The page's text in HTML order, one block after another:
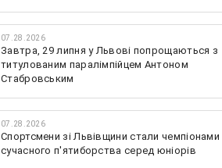
07.28.2026
Завтра, 29 липня у Львові попрощаються з
титулованим паралімпійцем Антоном
Стабровським
07.28.2026
Спортсмени зі Львівщини стали чемпіонами
сучасного п'ятиборства серед юніорів